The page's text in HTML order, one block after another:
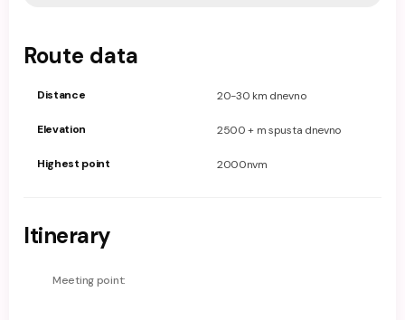
Route data
Distance 20-30 km dnevno
Elevation 2500 + m spusta dnevno
Highest point 2000nvm
Itinerary
Meeting point: